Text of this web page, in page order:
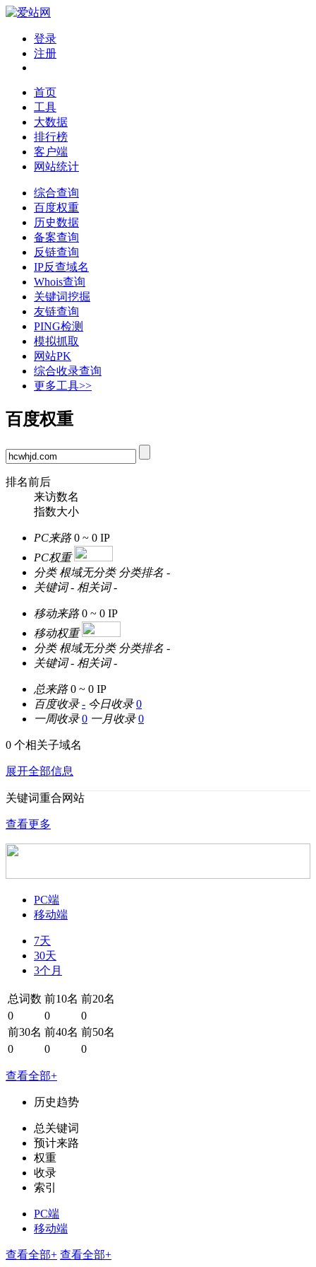
登录
注册
首页
工具
大数据
排行榜
客户端
网站统计
综合查询
百度权重
历史数据
备案查询
反链查询
IP反查域名
Whois查询
关键词挖掘
友链查询
PING检测
模拟抓取
网站PK
综合收录查询
更多工具>>
百度权重
排名前后
来访数名
指数大小
PC来路 0 ~ 0 IP
PC权重
分类 根域无分类 分类排名 -
关键词 - 相关词 -
移动来路 0 ~ 0 IP
移动权重
分类 根域无分类 分类排名 -
关键词 - 相关词 -
总来路 0 ~ 0 IP
百度收录 - 今日收录 0
一周收录 0 一月收录 0
0 个相关子域名
展开全部信息
关键词重合网站
查看更多
PC端
移动端
7天
30天
3个月
总词数 前10名 前20名
0
0
0
前30名 前40名 前50名
0
0 0
查看全部+
历史趋势
总关键词
预计来路
权重
收录
索引
PC端
移动端
查看全部+ 查看全部+